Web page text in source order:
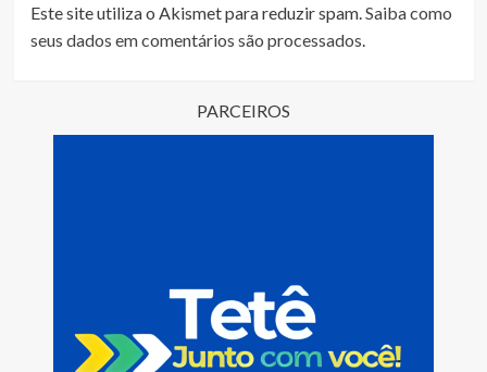
Este site utiliza o Akismet para reduzir spam. Saiba como
seus dados em comentários são processados
PARCEIROS